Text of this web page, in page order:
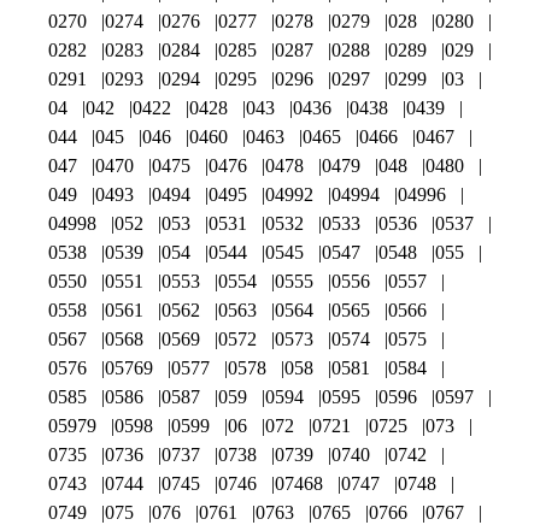
0270
0274 0276 0277 0278 0279 028
0280
0282
0283 0284 0285 0287 0288 0289
029
0291
0293 0294 0295 0296 0297 0299
03
04
042 0422 0428 043 0436 0438
0439
044
045 046 0460 0463 0465 0466
0467
047
0470 0475 0476 0478 0479 048
0480
049
0493 0494 0495 04992 04994
04996
04998
052 053 0531 0532 0533 0536
0537
0538
0539 054 0544 0545 0547 0548
055
0550
0551 0553 0554 0555 0556
0557
0558
0561 0562 0563 0564 0565
0566
0567
0568 0569 0572 0573 0574
0575
0576
05769 0577 0578 058 0581
0584
0585
0586 0587 059 0594 0595 0596
0597
05979
0598 0599 06 072 0721 0725
073
0735
0736 0737 0738 0739 0740
0742
0743
0744 0745 0746 07468 0747
0748
0749
075 076 0761 0763 0765 0766
0767